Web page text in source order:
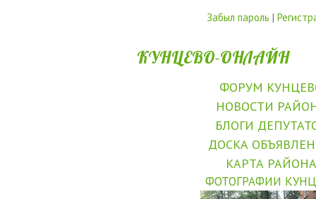
Забыл пароль |
КУНЦЕВО-ОНЛАЙН
ФОРУМ
НОВОСТИ
БЛОГИ
ДОСКА
КАРТА РАЙОНА
ФОТОГРАФИИ